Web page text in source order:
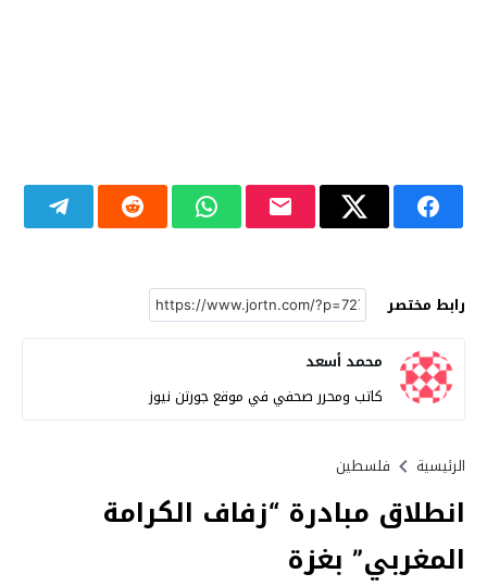
رابط مختصر
محمد أسعد
كاتب ومحرر صحفي في موقع جورتن نيوز
الرئيسية فلسطين
انطلاق مبادرة “زفاف الكرامة
المغربي” بغزة